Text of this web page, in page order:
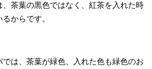
、茶葉の黒色ではなく、紅茶を入れた時
からです。
では、茶葉が緑色、入れた色も緑色のお